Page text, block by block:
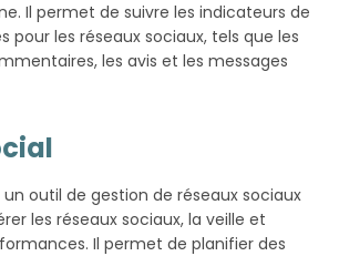
Il permet de suivre les indicateurs de
pour les réseaux sociaux, tels que les
les avis et les messages
outil de gestion de réseaux sociaux
les réseaux sociaux, la veille et
Il permet de planifier des